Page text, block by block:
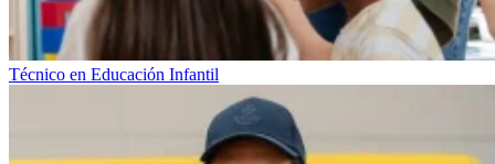
Técnico en Educación Infantil